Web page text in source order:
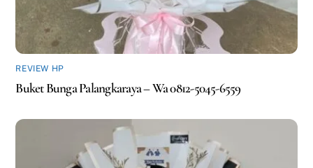
REVIEW HP
Buket Bunga Palangkaraya – Wa 0812-5045-6559